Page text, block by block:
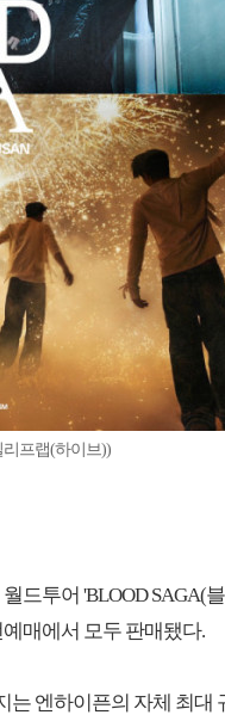
프랩(하이브))
드투어 'BLOOD SAGA(
매에서 모두 판매됐다.
는 엔하이픈의 자체 최대